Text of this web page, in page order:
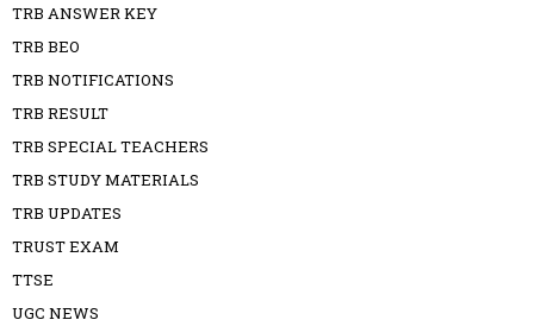
TRB ANSWER KEY
TRB BEO
TRB NOTIFICATIONS
TRB RESULT
TRB SPECIAL TEACHERS
TRB STUDY MATERIALS
TRB UPDATES
TRUST EXAM
TTSE
UGC NEWS